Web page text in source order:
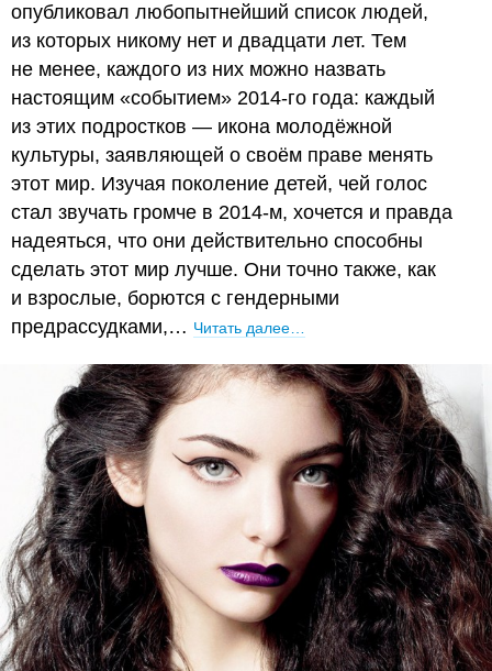
опубликовал любопытнейший список людей,
из которых никому нет и двадцати лет. Тем
не менее, каждого из них можно назвать
настоящим «событием» 2014-го года: каждый
из этих подростков — икона молодёжной
культуры, заявляющей о своём праве менять
этот мир. Изучая поколение детей, чей голос
стал звучать громче в 2014-м, хочется и правда
надеяться, что они действительно способны
сделать этот мир лучше. Они точно также, как
и взрослые, борются с гендерными
предрассудками,… Читать далее…